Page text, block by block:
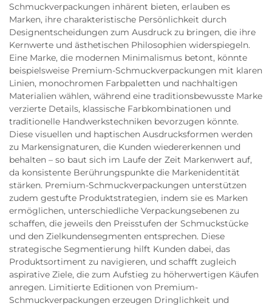
Schmuckverpackungen inhärent bieten, erlauben es
Marken, ihre charakteristische Persönlichkeit durch
Designentscheidungen zum Ausdruck zu bringen, die ihre
Kernwerte und ästhetischen Philosophien widerspiegeln.
Eine Marke, die modernen Minimalismus betont, könnte
beispielsweise Premium-Schmuckverpackungen mit klaren
Linien, monochromen Farbpaletten und nachhaltigen
Materialien wählen, während eine traditionsbewusste Marke
verzierte Details, klassische Farbkombinationen und
traditionelle Handwerkstechniken bevorzugen könnte.
Diese visuellen und haptischen Ausdrucksformen werden
zu Markensignaturen, die Kunden wiedererkennen und
behalten – so baut sich im Laufe der Zeit Markenwert auf,
da konsistente Berührungspunkte die Markenidentität
stärken. Premium-Schmuckverpackungen unterstützen
zudem gestufte Produktstrategien, indem sie es Marken
ermöglichen, unterschiedliche Verpackungsebenen zu
schaffen, die jeweils den Preisstufen der Schmuckstücke
und den Zielkundensegmenten entsprechen. Diese
strategische Segmentierung hilft Kunden dabei, das
Produktsortiment zu navigieren, und schafft zugleich
aspirative Ziele, die zum Aufstieg zu höherwertigen Käufen
anregen. Limitierte Editionen von Premium-
Schmuckverpackungen erzeugen Dringlichkeit und